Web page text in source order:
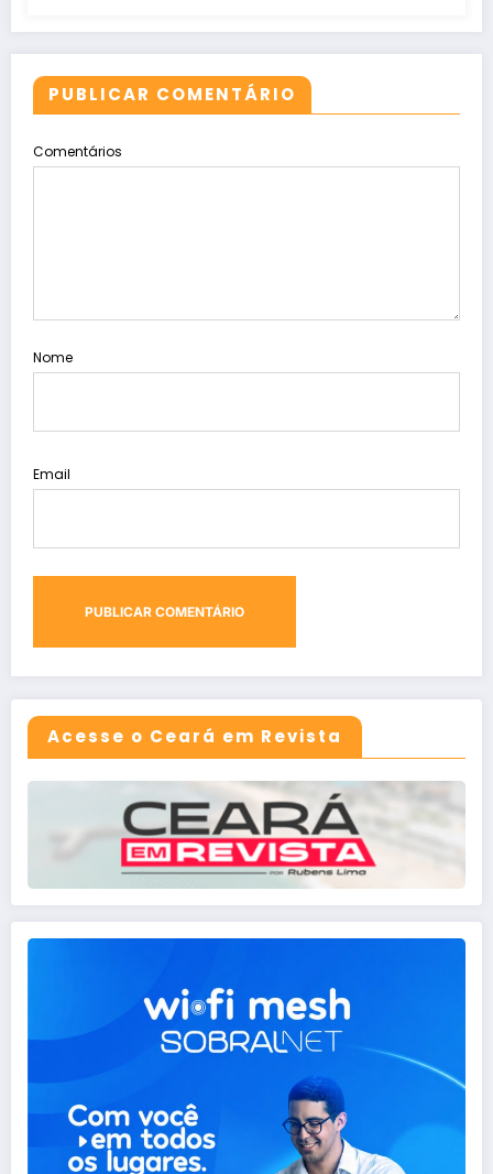
PUBLICAR COMENTÁRIO
Comentários
Nome
Email
Acesse o Ceará em Revista